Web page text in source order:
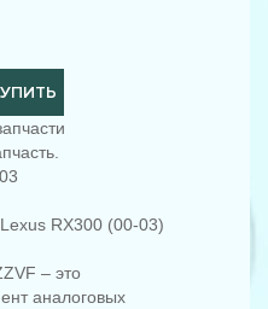
RX300 (00-03)
– это
аналоговых